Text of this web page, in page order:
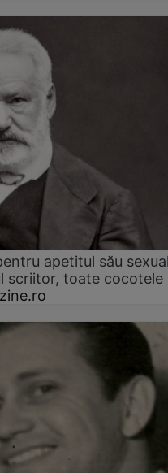
apetitul său
scriitor, toate cocotele